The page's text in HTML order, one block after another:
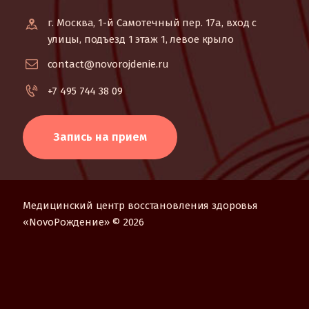
г. Москва, 1-й Самотечный пер. 17а, вход с
улицы, подъезд 1 этаж 1, левое крыло
contact@novorojdenie.ru
+7 495 744 38 09
Запись на прием
Медицинский центр восстановления здоровья
«NovoРождение» © 2026